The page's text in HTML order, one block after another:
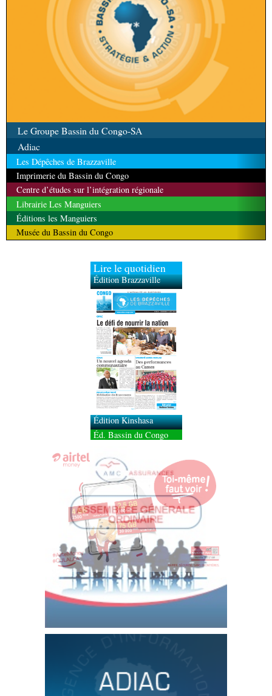
Le Groupe Bassin du Congo-SA
Adiac
Les Dépêches de Brazzaville
Imprimerie du Bassin du Congo
Centre d’études sur l’intégration régionale
Librairie Les Manguiers
Éditions les Manguiers
Musée du Bassin du Congo
Lire le quotidien
Édition Brazzaville
Édition Kinshasa
Éd. Bassin du Congo